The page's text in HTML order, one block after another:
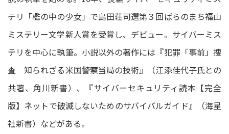
テリ「檻の中の少女」で島田荘司選第３回ばらのまち福山
ミステリー文学新人賞を受賞し、デビュー。サイバーミス
テリを中心に執筆。小説以外の著作には『犯罪「事前」捜
査 知られざる米国警察当局の技術』（江添佳代子氏との
共著、角川新書）、『サイバーセキュリティ読本【完全
版】ネットで破滅しないためのサバイバルガイド』（海星
社新書）などがある。